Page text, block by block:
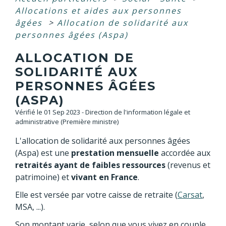
Allocations et aides aux personnes
âgées
> Allocation de solidarité aux
personnes âgées (Aspa)
ALLOCATION DE
SOLIDARITÉ AUX
PERSONNES ÂGÉES
(ASPA)
Vérifié le 01 Sep 2023 - Direction de l'information légale et
administrative (Première ministre)
L'allocation de solidarité aux personnes âgées
(Aspa) est une prestation mensuelle accordée aux
retraités ayant de faibles ressources(revenus et
patrimoine) etvivant en France.
Elle est versée par votre caisse de retraite (Carsat,
MSA, ...).